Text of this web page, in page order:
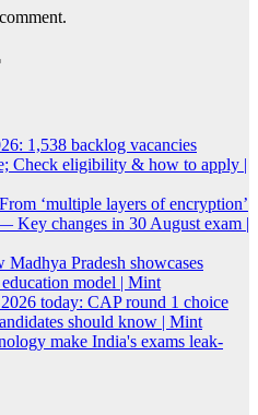
1,538 backlog vacancies
Check eligibility & how to apply |
‘multiple layers of encryption’
Key changes in 30 August exam |
Pradesh showcases
model | Mint
today: CAP round 1 choice
should know | Mint
make India's exams leak-